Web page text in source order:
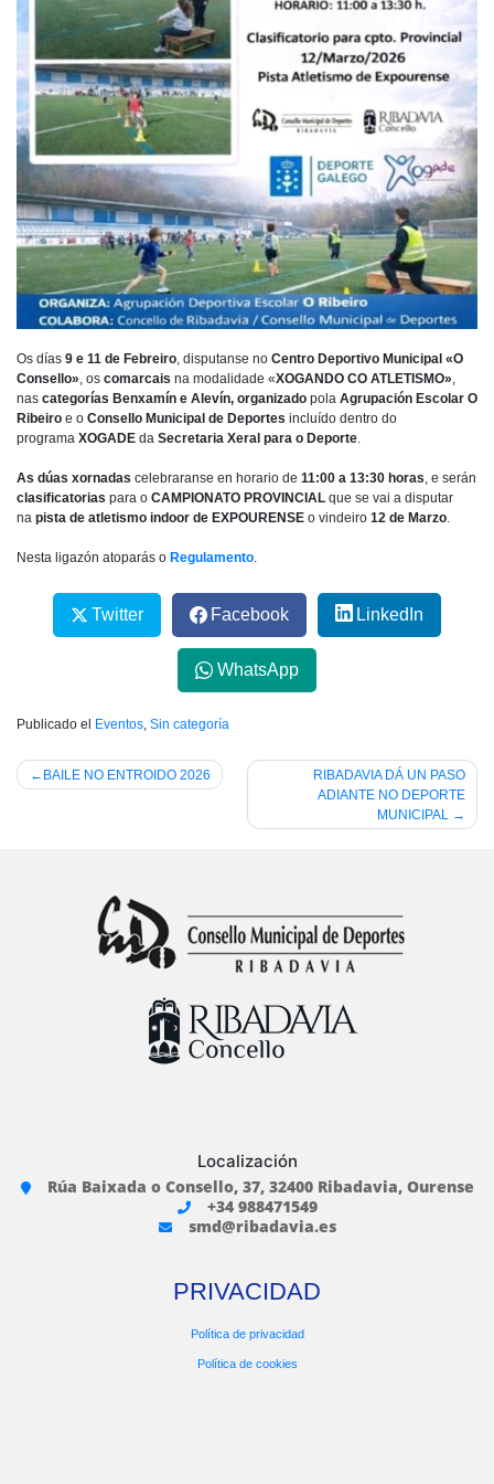
Os días 9 e 11 de Febreiro, disputanse no Centro Deportivo Municipal «O
Consello», os comarcais na modalidade «XOGANDO CO ATLETISMO»,
nas categorías Benxamín e Alevín, organizado pola Agrupación Escolar O
Ribeiro e o Consello Municipal de Deportes incluído dentro do
programa XOGADE da Secretaria Xeral para o Deporte.
As dúas xornadas celebraranse en horario de 11:00 a 13:30 horas, e serán
clasificatorias para o CAMPIONATO PROVINCIAL que se vai a disputar
na pista de atletismo indoor de EXPOURENSE o vindeiro 12 de Marzo.
Nesta ligazón atoparás o Regulamento.
Twitter Facebook LinkedIn
WhatsApp
Publicado el Eventos, Sin categoría
Navegación
BAILE NO ENTROIDO 2026
RIBADAVIA DÁ UN PASO
ADIANTE NO DEPORTE
MUNICIPAL
Localización
Rúa Baixada o Consello, 37, 32400 Ribadavia, Ourense
+34 988471549
smd@ribadavia.es
PRIVACIDAD
Política de privacidad
Política de cookies